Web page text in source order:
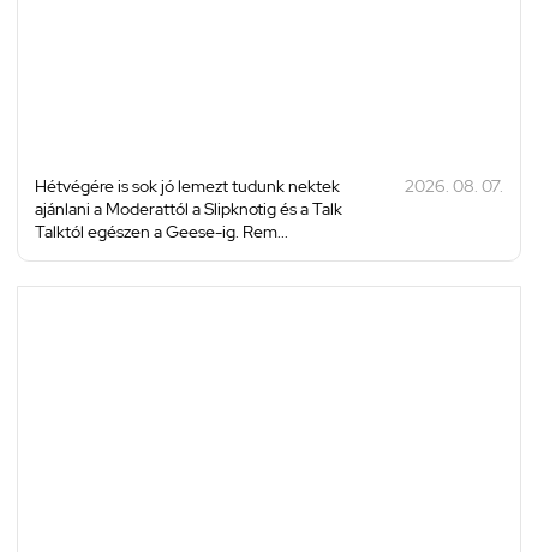
Hétvégére is sok jó lemezt tudunk nektek
ajánlani a Moderattól a Slipknotig és a Talk
Talktól egészen a Geese-ig. Rem...
2026. 08. 07.